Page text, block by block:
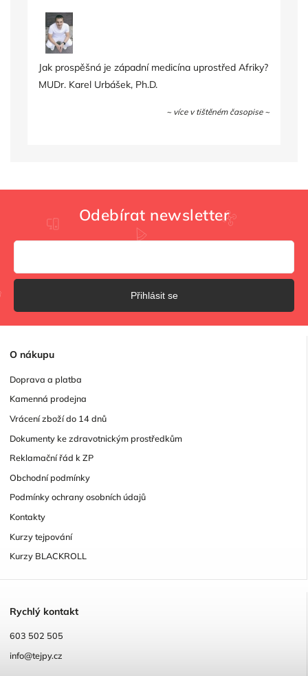
Jak prospěšná je západní medicína uprostřed Afriky?
MUDr. Karel Urbášek, Ph.D.
~ více v tištěném časopise ~
O nákupu
Doprava a platba
Kamenná prodejna
Vrácení zboží do 14 dnů
Dokumenty ke zdravotnickým prostředkům
Reklamační řád k ZP
Obchodní podmínky
Podmínky ochrany osobních údajů
Kontakty
Kurzy tejpování
Kurzy BLACKROLL
Rychlý kontakt
603 502 505
info@tejpy.cz
Odebírat newsletter
Přihlásit se